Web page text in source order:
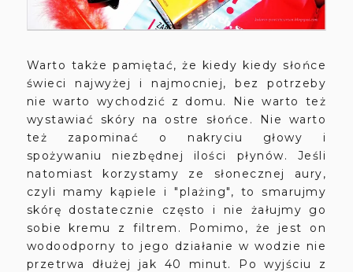
Warto także pamiętać, że kiedy kiedy słońce
świeci najwyżej i najmocniej, bez potrzeby
nie warto wychodzić z domu. Nie warto też
wystawiać skóry na ostre słońce. Nie warto
też zapominać o nakryciu głowy i
spożywaniu niezbędnej ilości płynów. Jeśli
natomiast korzystamy ze słonecznej aury,
czyli mamy kąpiele i "plażing", to smarujmy
skórę dostatecznie często i nie żałujmy go
sobie kremu z filtrem. Pomimo, że jest on
wodoodporny to jego działanie w wodzie nie
przetrwa dłużej jak 40 minut. Po wyjściu z